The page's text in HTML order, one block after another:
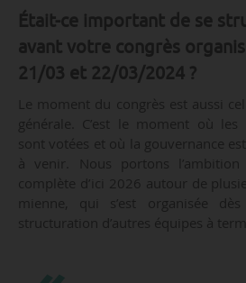
Était-ce important de se
avant votre congrès
21/03 et 22/03/2024 ?
Le moment du congrès est aussi
générale. C’est le moment où les
sont votées et où la gouvernance
à venir. Nous portons l’ambition
complète d’ici 2026 autour de
mienne, qui s’est organisée
structuration d’autres équipes à